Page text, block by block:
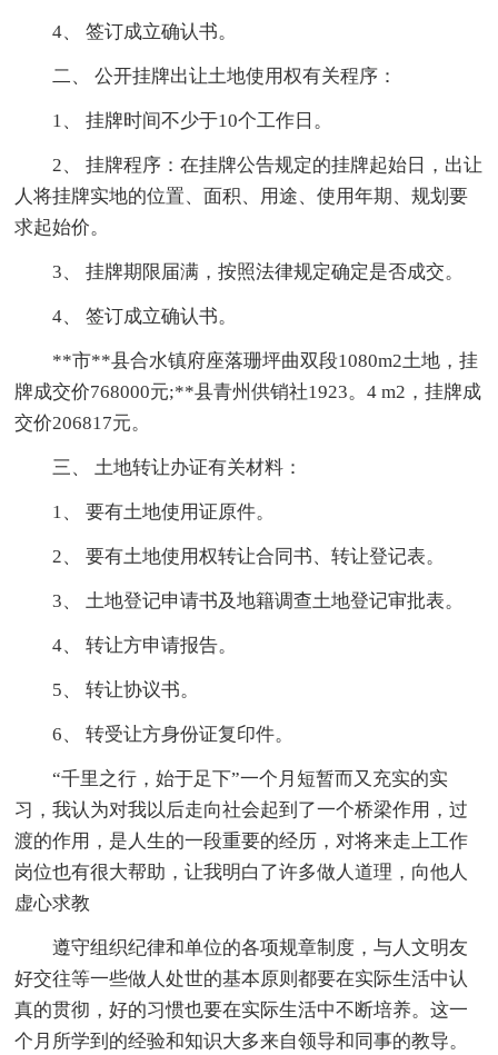
4、 签订成立确认书。
二、 公开挂牌出让土地使用权有关程序：
1、 挂牌时间不少于10个工作日。
2、 挂牌程序：在挂牌公告规定的挂牌起始日，出让
人将挂牌实地的位置、面积、用途、使用年期、规划要
求起始价。
3、 挂牌期限届满，按照法律规定确定是否成交。
4、 签订成立确认书。
**市**县合水镇府座落珊坪曲双段1080m2土地，挂
牌成交价768000元;**县青州供销社1923。4 m2，挂牌成
交价206817元。
三、 土地转让办证有关材料：
1、 要有土地使用证原件。
2、 要有土地使用权转让合同书、转让登记表。
3、 土地登记申请书及地籍调查土地登记审批表。
4、 转让方申请报告。
5、 转让协议书。
6、 转受让方身份证复印件。
“千里之行，始于足下”一个月短暂而又充实的实
习，我认为对我以后走向社会起到了一个桥梁作用，过
渡的作用，是人生的一段重要的经历，对将来走上工作
岗位也有很大帮助，让我明白了许多做人道理，向他人
虚心求教
遵守组织纪律和单位的各项规章制度，与人文明友
好交往等一些做人处世的基本原则都要在实际生活中认
真的贯彻，好的习惯也要在实际生活中不断培养。这一
个月所学到的经验和知识大多来自领导和同事的教导。